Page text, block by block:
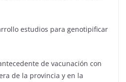
estudios para genotipificar
de vacunación con
de la provincia y en la